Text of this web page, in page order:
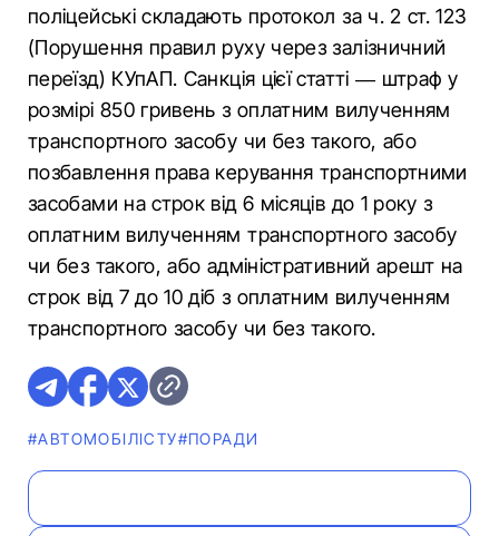
поліцейські складають протокол за ч. 2 ст. 123
(Порушення правил руху через залізничний
переїзд) КУпАП. Санкція цієї статті — штраф у
розмірі 850 гривень з оплатним вилученням
транспортного засобу чи без такого, або
позбавлення права керування транспортними
засобами на строк від 6 місяців до 1 року з
оплатним вилученням транспортного засобу
чи без такого, або адміністративний арешт на
строк від 7 до 10 діб з оплатним вилученням
транспортного засобу чи без такого.
#АВТОМОБІЛІСТУ#ПОРАДИ